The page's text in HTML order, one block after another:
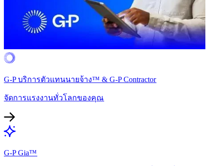
G-P บริการตัวแทนนายจ้าง™ & G-P Contractor​​
จัดการแรงงานทั่วโลกของคุณ​​
G-P Gia™​​